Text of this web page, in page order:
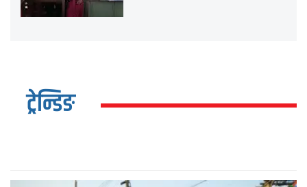
ट्रेन्डिङ